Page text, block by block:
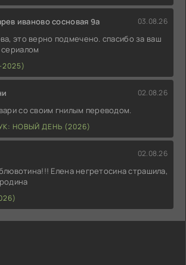
иваново сосновая 9а 03.08.26
это верно подмечено. спасибо за ваш
02.08.26
со своим гнилым переводом.
НОВЫЙ ДЕНЬ (2026)
02.08.26
Елена негретосина страшила,